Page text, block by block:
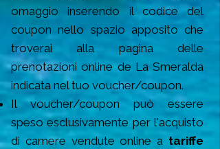
omaggio inserendoil codice del
coupon nello spazio apposito che
troverai alla pagina delle
prenotazioni online de La Smeralda
indicata nel tuo voucher/coupon.
Il voucher/coupon può essere
speso esclusivamente per l'acquisto
di camere vendute online a tariffe